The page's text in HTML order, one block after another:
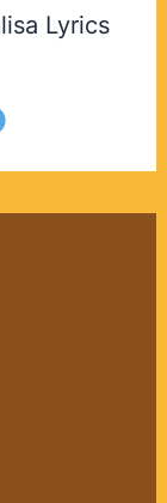
Lyrics